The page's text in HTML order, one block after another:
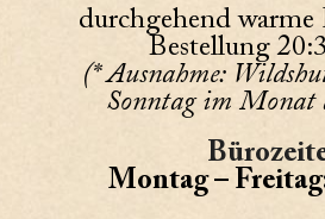
durchgehend warme
Bestellung
(* Ausnahme:
Sonntag im Monat
Montag –